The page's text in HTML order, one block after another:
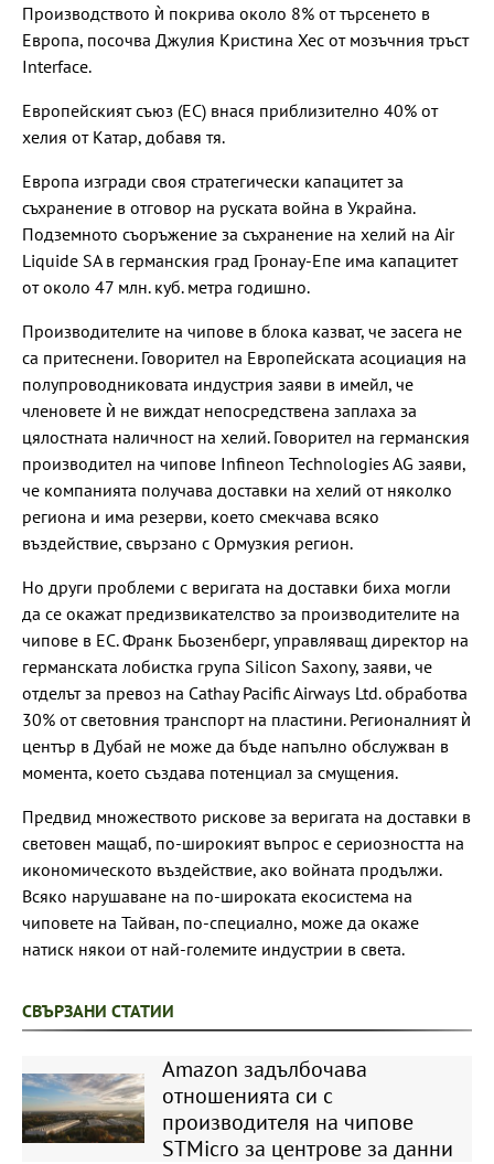
Производството ѝ покрива около 8% от търсенето в
Европа, посочва Джулия Кристина Хес от мозъчния тръст
Interface.
Европейският съюз (ЕС) внася приблизително 40% от
хелия от Катар, добавя тя.
Европа изгради своя стратегически капацитет за
съхранение в отговор на руската война в Украйна.
Подземното съоръжение за съхранение на хелий на Air
Liquide SA в германския град Гронау-Епе има капацитет
от около 47 млн. куб. метра годишно.
Производителите на чипове в блока казват, че засега не
са притеснени. Говорител на Европейската асоциация на
полупроводниковата индустрия заяви в имейл, че
членовете ѝ не виждат непосредствена заплаха за
цялостната наличност на хелий. Говорител на германския
производител на чипове Infineon Technologies AG заяви,
че компанията получава доставки на хелий от няколко
региона и има резерви, което смекчава всяко
въздействие, свързано с Ормузкия регион.
Но други проблеми с веригата на доставки биха могли
да се окажат предизвикателство за производителите на
чипове в ЕС. Франк Бьозенберг, управляващ директор на
германската лобистка група Silicon Saxony, заяви, че
отделът за превоз на Cathay Pacific Airways Ltd. обработва
30% от световния транспорт на пластини. Регионалният ѝ
център в Дубай не може да бъде напълно обслужван в
момента, което създава потенциал за смущения.
Предвид множеството рискове за веригата на доставки в
световен мащаб, по-широкият въпрос е сериозността на
икономическото въздействие, ако войната продължи.
Всяко нарушаване на по-широката екосистема на
чиповете на Тайван, по-специално, може да окаже
натиск някои от най-големите индустрии в света.
СВЪРЗАНИ СТАТИИ
Amazon задълбочава
отношенията си с
производителя на чипове
STMicro за центрове за данни